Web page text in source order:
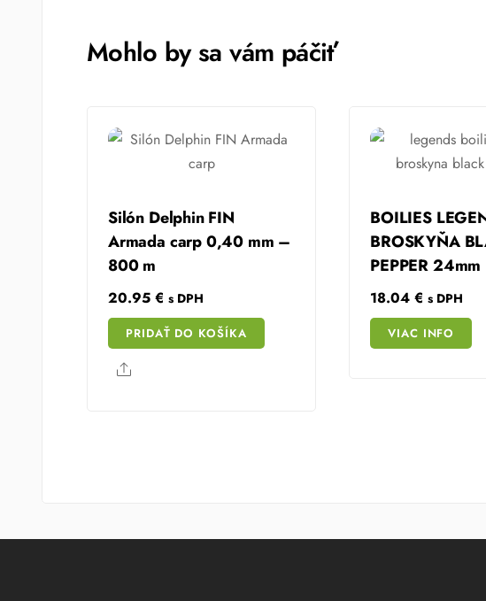
Mohlo by sa vám páčiť
Silón Delphin FIN
Armada carp 0,40 mm –
800 m
20.95 € s DPH
PRIDAŤ DO KOŠÍKA
Share
BOILIES
BROSKYŇA
PEPPER 24mm
18.04€ s DPH
VIAC INFO